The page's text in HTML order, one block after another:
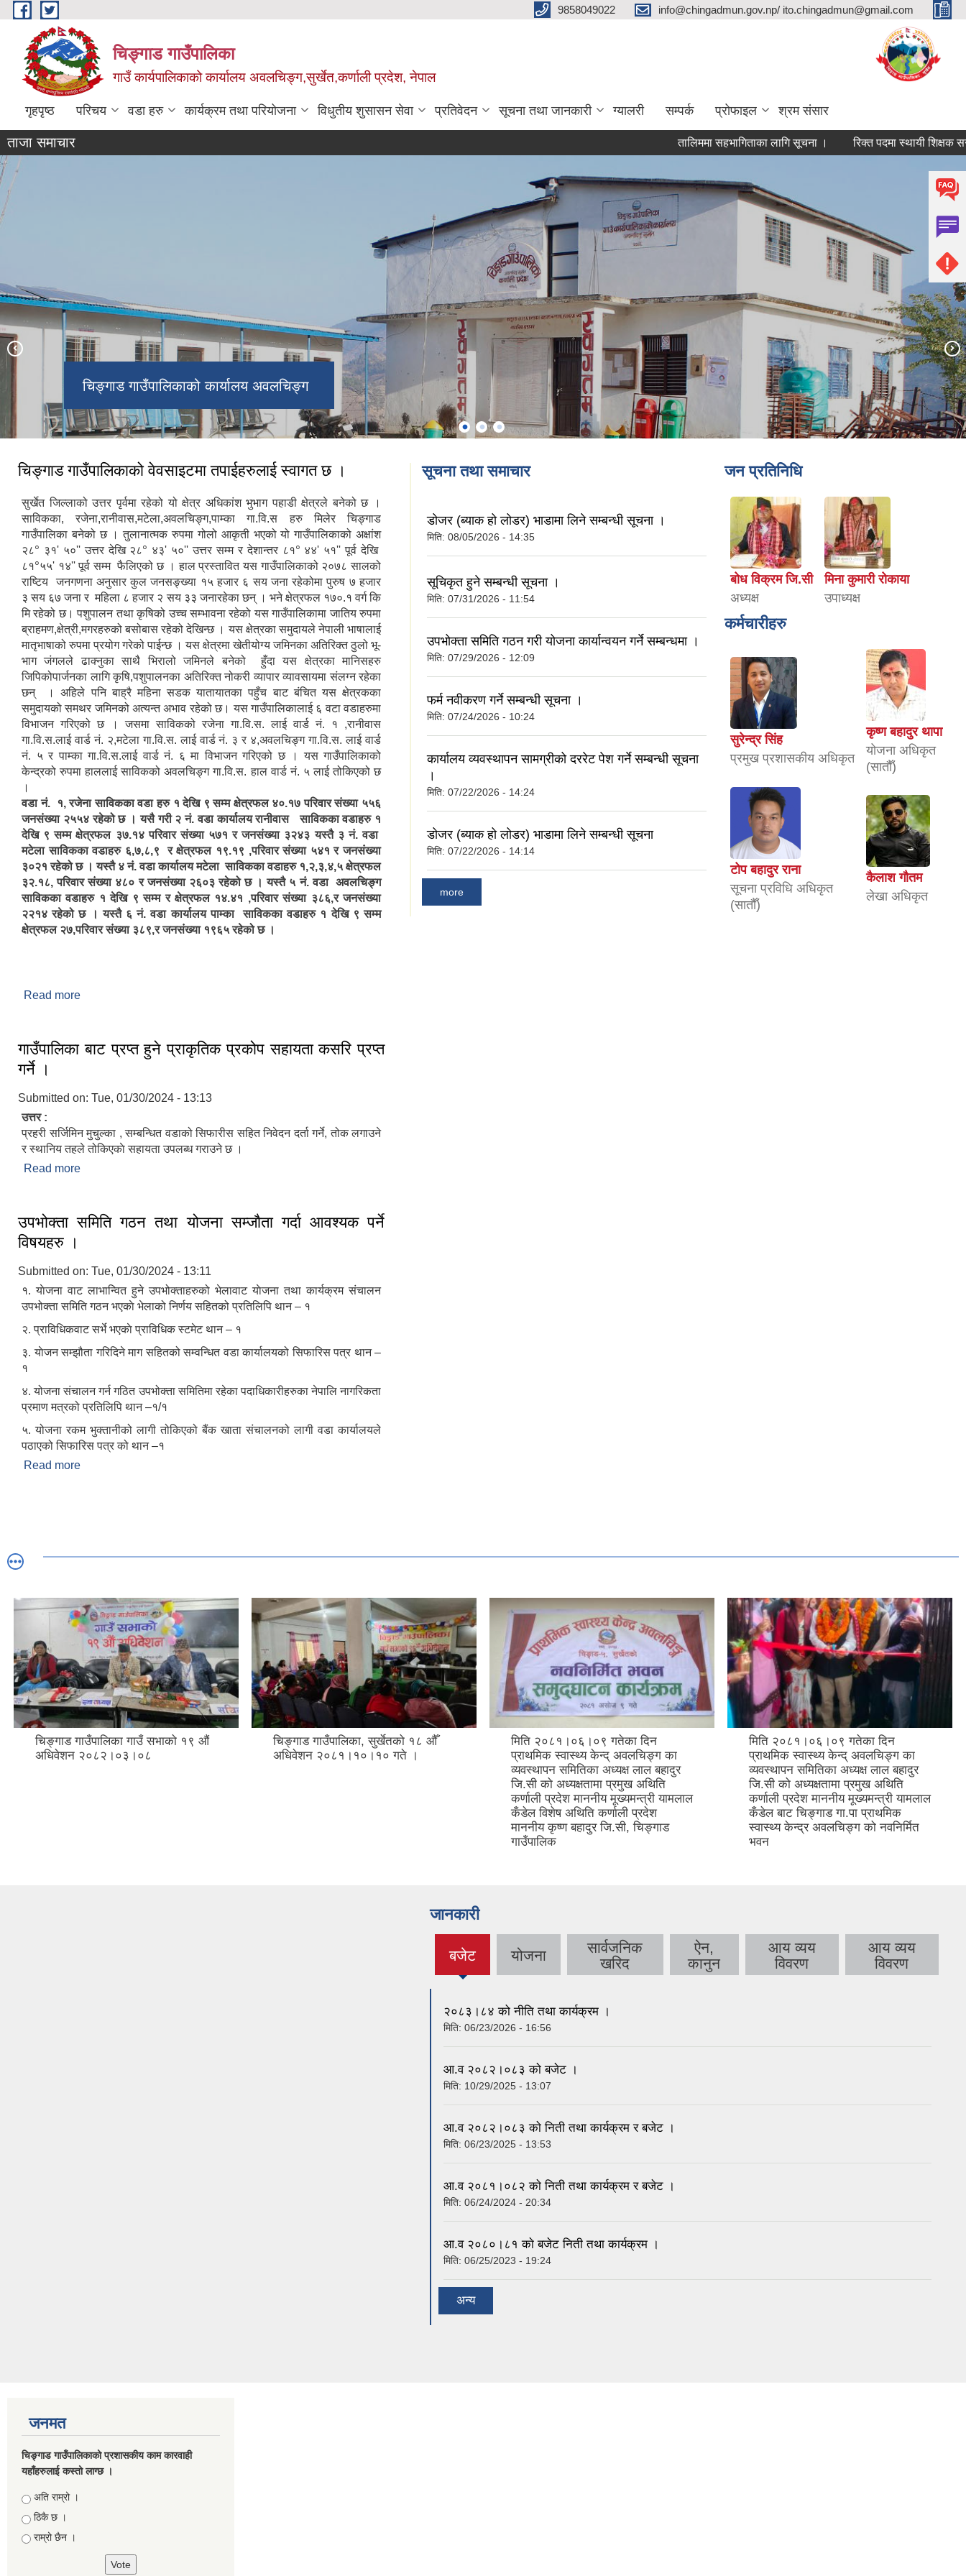
Skip to main content 9858049022 info@chingadmun.gov.np/ ito.chingadmun@gmail.com
चिङ्गाड गाउँपालिका
गाउँ कार्यपालिकाको कार्यालय अवलचिङ्ग,सुर्खेत,कर्णाली प्रदेश, नेपाल
गृहपृष्ठ परिचय वडा हरु कार्यक्रम तथा परियोजना विधुतीय शुसासन सेवा प्रतिवेदन सूचना तथा जानकारी ग्यालरी सम्पर्क प्रोफाइल श्रम संसार
ताजा समाचार तालिममा सहभागिताका लागि सूचना । रिक्त पदमा स्थायी शिक्षक सरुवा
चिङ्गाड गाउँपालिकाको कार्यालय अवलचिङ्ग
भैरव माध्यमिक विद्यालय अवलचिङ्ग
जनता मावि रानिवास
चिङ्गाड गाउँपालिकाको वेवसाइटमा तपाईहरुलाई स्वागत छ ।
सुर्खेत जिल्लाको उत्तर पृर्वमा रहेको यो क्षेत्र अधिकांश भुभाग पहाडी क्षेत्रले बनेको छ ।
साविकका, रजेना,रानीवास,मटेला,अवलचिङ्ग,पाम्का गा.वि.स हरु मिलेर चिङ्गाड
गाउँपालिका बनेको छ । तुलानात्मक रुपमा गोलो आकृती भएको यो गाउँपालिकाको अक्षांश
२८० ३१' ५०'' उत्तर देखि २८० ४३' ५०'' उत्तर सम्म र देशान्तर ८१० ४४' ५१'' पूर्व देखि
८१०५५' १४'' पूर्व सम्म फैलिएको छ । हाल प्रस्तावित यस गाउँपालिकाको २०७८ सालको
राष्टिय जनगणना अनुसार कुल जनसङ्ख्या १५ हजार ६ सय जना रहेकोमा पुरुष ७ हजार
३ सय ६७ जना र महिला ८ हजार २ सय ३३ जनारहेका छन् । भने क्षेत्रफल १७०.१ वर्ग कि
मि रहेको छ। पशुपालन तथा कृषिको उच्च सम्भावना रहेको यस गाउँपालिकामा जातिय रुपमा
ब्राहमण,क्षेत्री,मगरहरुको बसोबास रहेको देखिन्छ । यस क्षेत्रका समुदायले नेपाली भाषालाई
मातृभाषाको रुपमा प्रयोग गरेको पाईन्छ । यस क्षेत्रमा खेतीयोग्य जमिनका अतिरिक्त ठुलो भू-
भाग जंगलले ढाक्नुका साथै भिरालो जमिनले बनेको हुँदा यस क्षेत्रका मानिसहरु
जिपिकोपार्जनका लागि कृषि,पशुपालनका अतिरिक्त नोकरी व्यापार व्यावसायमा संलग्न रहेका
छन् । अहिले पनि बाह्रै महिना सडक यातायातका पहुँच बाट बंचित यस क्षेत्रकका
समुदायको समथर जमिनको अत्यन्त अभाव रहेको छ। यस गाउँपालिकालाई ६ वटा वडाहरुमा
विभाजन गरिएको छ । जसमा साविकको रजेना गा.वि.स. लाई वार्ड नं. १ ,रानीवास
गा.वि.स.लाई वार्ड नं. २,मटेला गा.वि.स. लाई वार्ड नं. ३ र ४,अवलचिङ्ग गा.वि.स. लाई वार्ड
नं. ५ र पाम्का गा.वि.स.लाई वार्ड नं. ६ मा विभाजन गरिएको छ । यस गाउँपालिकाको
केन्द्रको रुपमा हाललाई साविकको अवलचिङ्ग गा.वि.स. हाल वार्ड नं. ५ लाई तोकिएको छ
।
वडा नं. १, रजेना साविकका वडा हरु १ देखि ९ सम्म क्षेत्रफल ४०.१७ परिवार संख्या ५५६
जनसंख्या २५५४ रहेको छ । यसै गरी २ नं. वडा कार्यालय रानीवास साविकका वडाहरु १
देखि ९ सम्म क्षेत्रफल ३७.१४ परिवार संख्या ५७१ र जनसंख्या ३२४३ यस्तै ३ नं. वडा
मटेला साविकका वडाहरु ६,७,८,९ र क्षेत्रफल १९.१९ ,परिवार संख्या ५४१ र जनसंख्या
३०२१ रहेको छ । यस्तै ४ नं. वडा कार्यालय मटेला साविकका वडाहरु १,२,३,४,५ क्षेत्रफल
३२.१८, परिवार संख्या ४८० र जनसंख्या २६०३ रहेको छ । यस्तै ५ नं. वडा अवलचिङ्ग
साविकका वडाहरु १ देखि ९ सम्म र क्षेत्रफल १४.४१ ,परिवार संख्या ३८६,र जनसंख्या
२२१४ रहेको छ । यस्तै ६ नं. वडा कार्यालय पाम्का साविकका वडाहरु १ देखि ९ सम्म
क्षेत्रफल २७,परिवार संख्या ३८९,र जनसंख्या १९६५ रहेको छ ।
Read more
गाउँपालिका बाट प्रप्त हुने प्राकृतिक प्रकोप सहायता कसरि प्रप्त
गर्ने ।
Submitted on: Tue, 01/30/2024 - 13:13
उत्तर :
प्रहरी सर्जिमिन मुचुल्का , सम्बन्धित वडाको सिफारीस सहित निवेदन दर्ता गर्ने, तोक लगाउने
र स्थानिय तहले तोकिएकाे सहायता उपलब्ध गराउने छ ।
Read more
उपभोक्ता समिति गठन तथा योजना सम्जाैता गर्दा आवश्यक पर्ने
विषयहरु ।
Submitted on: Tue, 01/30/2024 - 13:11
१. याेजना वाट लाभान्वित हुने उपभोक्ताहरुको भेलावाट याेजना तथा कार्यक्रम संचालन
उपभोक्ता समिति गठन भएकाे भेलाको निर्णय सहितको प्रतिलिपि थान – १
२. प्राविधिकवाट सर्भे भएकाे प्राविधिक स्टमेट थान – १
३. याेजन सम्झौता गरिदिने माग सहितको सम्वन्धित वडा कार्यालयको सिफारिस पत्र थान –
१
४. योजना संचालन गर्न गठित उपभोक्ता समितिमा रहेका पदाधिकारीहरुका नेपालि नागरिकता
प्रमाण मत्रको प्रतिलिपि थान –१/१
५. योजना रकम भुक्तानीको लागी तोकिएको बैंक खाता संचालनको लागी वडा कार्यालयले
पठाएको सिफारिस पत्र को थान –१
Read more
सूचना तथा समाचार
डोजर (ब्याक हो लोडर) भाडामा लिने सम्बन्धी सूचना ।
मिति: 08/05/2026 - 14:35
सूचिकृत हुने सम्बन्धी सूचना ।
मिति: 07/31/2026 - 11:54
उपभोक्ता समिति गठन गरी योजना कार्यान्वयन गर्ने सम्बन्धमा ।
मिति: 07/29/2026 - 12:09
फर्म नवीकरण गर्ने सम्बन्धी सूचना ।
मिति: 07/24/2026 - 10:24
कार्यालय व्यवस्थापन सामग्रीको दररेट पेश गर्ने सम्बन्धी सूचना
।
मिति: 07/22/2026 - 14:24
डोजर (ब्याक हो लोडर) भाडामा लिने सम्बन्धी सूचना
मिति: 07/22/2026 - 14:14
more
जन प्रतिनिधि
बोध विक्रम जि.सी
अध्यक्ष
मिना कुमारी रोकाया
उपाध्यक्ष
कर्मचारीहरु
सुरेन्द्र सिंह
प्रमुख प्रशासकीय अधिकृत
कृष्ण बहादुर थापा
योजना अधिकृत
(सातौँ)
टोप बहादुर राना
सूचना प्रविधि अधिकृत
(सातौँ)
कैलाश गौतम
लेखा अधिकृत
चिङ्गाड गाउँपालिका गाउँ सभाको १९ औं
अधिवेशन २०८२।०३।०८
चिङ्गाड गाउँपालिका, सुर्खेतको १८ औँ
अधिवेशन २०८१।१०।१० गते ।
मिति २०८१।०६।०९ गतेका दिन
प्राथमिक स्वास्थ्य केन्द् अवलचिङ्ग का
व्यवस्थापन समितिका अध्यक्ष लाल बहादुर
जि.सी को अध्यक्षतामा प्रमुख अथिति
कर्णाली प्रदेश माननीय मूख्यमन्त्री यामलाल
कँडेल विशेष अथिति कर्णाली प्रदेश
माननीय कृष्ण बहादुर जि.सी, चिङ्गाड
गाउँपालिक
मिति २०८१।०६।०९ गतेका दिन
प्राथमिक स्वास्थ्य केन्द् अवलचिङ्ग का
व्यवस्थापन समितिका अध्यक्ष लाल बहादुर
जि.सी को अध्यक्षतामा प्रमुख अथिति
कर्णाली प्रदेश माननीय मूख्यमन्त्री यामलाल
कँडेल बाट चिङ्गाड गा.पा प्राथमिक
स्वास्थ्य केन्द्र अवलचिङ्ग को नवनिर्मित
भवन
जानकारी
बजेट
(active
tab)
योजना
सार्वजनिक
खरिद
ऐन,
कानुन
आय व्यय
विवरण
आय व्यय
विवरण
२०८३।८४ को नीति तथा कार्यक्रम ।
मिति: 06/23/2026 - 16:56
आ.व २०८२।०८३ काे बजेट ।
मिति: 10/29/2025 - 13:07
आ.व २०८२।०८३ काे निती तथा कार्यक्रम र बजेट ।
मिति: 06/23/2025 - 13:53
आ.व २०८१।०८२ काे निती तथा कार्यक्रम र बजेट ।
मिति: 06/24/2024 - 20:34
आ.व २०८०।८१ काे बजेट निती तथा कार्यक्रम ।
मिति: 06/25/2023 - 19:24
अन्य
जनमत
चिङ्गाड गाउँपालिकाको प्रशासकीय काम कारवाही
यहाँहरुलाई कस्तो लाग्छ ।
Choices
अति राम्रो ।
ठिकै छ ।
राम्रो छैन ।